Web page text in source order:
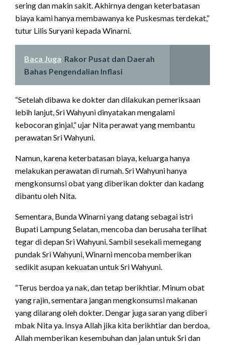
sering dan makin sakit. Akhirnya dengan keterbatasan
biaya kami hanya membawanya ke Puskesmas terdekat,”
tutur Lilis Suryani kepada Winarni.
Baca Juga Rakor Pusat dan Daerah
Bahas Pengendalian Inflasi
“Setelah dibawa ke dokter dan dilakukan pemeriksaan
lebih lanjut, Sri Wahyuni dinyatakan mengalami
kebocoran ginjal,” ujar Nita perawat yang membantu
perawatan Sri Wahyuni.
Namun, karena keterbatasan biaya, keluarga hanya
melakukan perawatan di rumah. Sri Wahyuni hanya
mengkonsumsi obat yang diberikan dokter dan kadang
dibantu oleh Nita.
Sementara, Bunda Winarni yang datang sebagai istri
Bupati Lampung Selatan, mencoba dan berusaha terlihat
tegar di depan Sri Wahyuni. Sambil sesekali memegang
pundak Sri Wahyuni, Winarni mencoba memberikan
sedikit asupan kekuatan untuk Sri Wahyuni.
“Terus berdoa ya nak, dan tetap berikhtiar. Minum obat
yang rajin, sementara jangan mengkonsumsi makanan
yang dilarang oleh dokter. Dengar juga saran yang diberi
mbak Nita ya. Insya Allah jika kita berikhtiar dan berdoa,
Allah memberikan kesembuhan dan jalan untuk Sri dan